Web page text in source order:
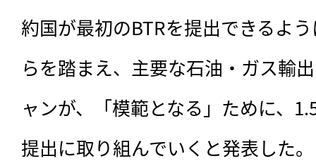
約国が最初のBTRを提出できるよ
らを踏まえ、主要な石油・ガス輸
ャンが、「模範となる」ために、
提出に取り組んでいくと発表した。